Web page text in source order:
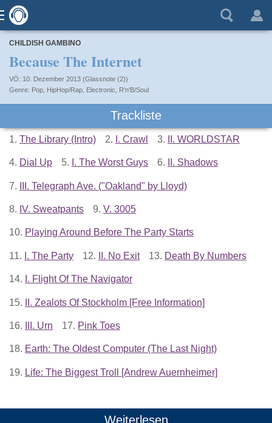
CHILDISH GAMBINO
Because The Internet
VÖ: 10. Dezember 2013 (Glassnote (2))
Pop HipHop/Rap Electronic R'n'B/Soul
Trackliste
1. The Library (Intro) 2. I. Crawl 3. II. WORLDSTAR
4. Dial Up 5. I. The Worst Guys 6. II. Shadows
7. III. Telegraph Ave. ("Oakland" by Lloyd)
8. IV. Sweatpants 9. V. 3005
10. Playing Around Before The Party Starts
11. I. The Party 12. II. No Exit 13. Death By Numbers
14. I. Flight Of The Navigator
15. II. Zealots Of Stockholm [Free Information]
16. III. Urn 17. Pink Toes
18. Earth: The Oldest Computer (The Last Night)
19. Life: The Biggest Troll [Andrew Auernheimer]
Weiterlesen